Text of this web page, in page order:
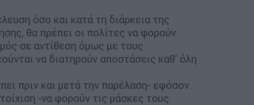
όσο και κατά τη διάρκεια της
θα πρέπει οι πολίτες να φορούν
σε αντίθεση όμως με τους
να διατηρούν αποστάσεις καθ' όλη
πριν και μετά την παρέλαση- εφόσον
-να φορούν τις μάσκες τους